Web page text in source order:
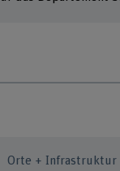
Orte + Infrastruktur